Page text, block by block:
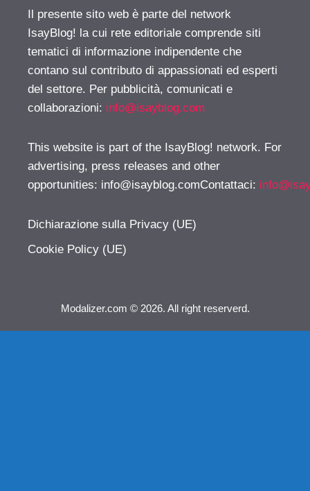
Il presente sito web è parte del network
IsayBlog! la cui rete editoriale comprende siti
tematici di informazione indipendente che
contano sul contributo di appassionati ed esperti
del settore. Per pubblicità, comunicati e
collaborazioni: info@isayblog.com
This website is part of the IsayBlog! network. For
advertising, press releases and other
opportunities: info@isayblog.comContattaci:
Dichiarazione sulla Privacy (UE)
Cookie Policy (UE)
Modalizer.com © 2026. All right reserverd.